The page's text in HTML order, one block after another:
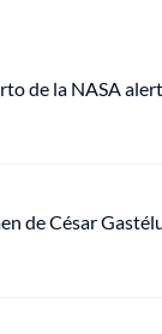
de la NASA
de César